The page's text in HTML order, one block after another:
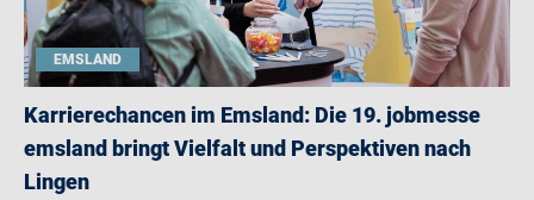
EMSLAND
Karrierechancen im Emsland: Die 19. jobmesse
emsland bringt Vielfalt und Perspektiven nach
Lingen